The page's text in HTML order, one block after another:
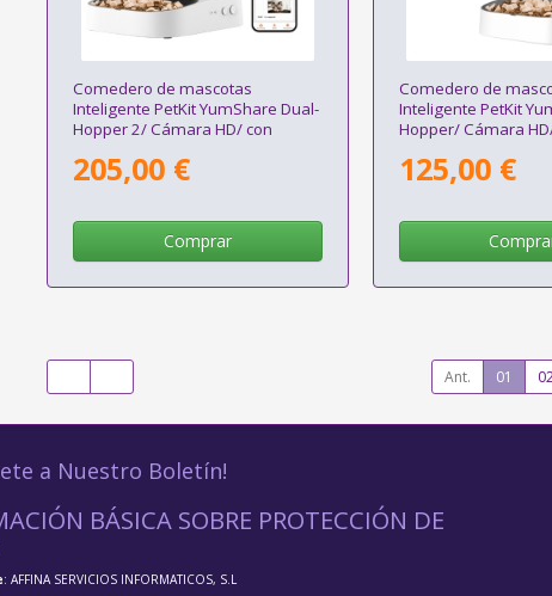
Comedero de mascotas
Inteligente PetKit YumShare Dual-
Hopper 2/ Cámara HD/ con
205,00 €
Comprar
Comedero de
Inteligente PetKit
Hopper/ Cámara
125,00 €
Ant. 01
a Nuestro Boletín!
BÁSICA SOBRE PROTECCIÓN DE
: AFFINA SERVICIOS INFORMATICOS, S.L